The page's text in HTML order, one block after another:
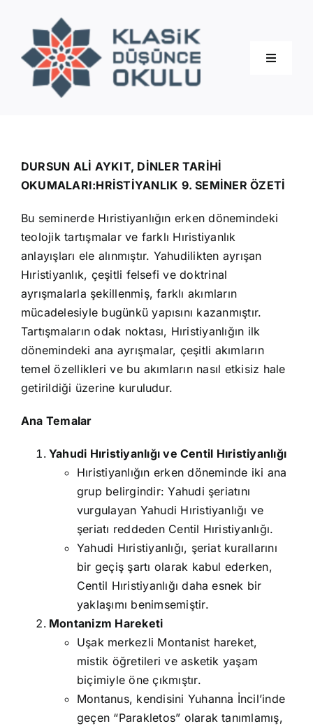
content
Toggle
Eğitimler
İletişim
DURSUN ALİ AYKIT, DİNLER TARİHİ
OKUMALARI:HRİSTİYANLIK 9. SEMİNER ÖZETİ
Bu seminerde Hıristiyanlığın erken dönemindeki
teolojik tartışmalar ve farklı Hıristiyanlık
anlayışları ele alınmıştır. Yahudilikten ayrışan
Hıristiyanlık, çeşitli felsefi ve doktrinal
ayrışmalarla şekillenmiş, farklı akımların
mücadelesiyle bugünkü yapısını kazanmıştır.
Tartışmaların odak noktası, Hıristiyanlığın ilk
dönemindeki ana ayrışmalar, çeşitli akımların
temel özellikleri ve bu akımların nasıl etkisiz hale
getirildiği üzerine kuruludur.
Ana Temalar
Yahudi Hıristiyanlığı ve Centil Hıristiyanlığı
Hıristiyanlığın erken döneminde iki ana
grup belirgindir: Yahudi şeriatını
vurgulayan Yahudi Hıristiyanlığı ve
şeriatı reddeden Centil Hıristiyanlığı.
Yahudi Hıristiyanlığı, şeriat kurallarını
bir geçiş şartı olarak kabul ederken,
Centil Hıristiyanlığı daha esnek bir
yaklaşımı benimsemiştir.
Montanizm Hareketi
Uşak merkezli Montanist hareket,
mistik öğretileri ve asketik yaşam
biçimiyle öne çıkmıştır.
Montanus, kendisini Yuhanna İncil’inde
geçen “Parakletos” olarak tanımlamış,